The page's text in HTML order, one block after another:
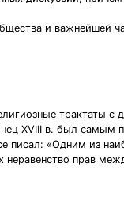
и важнейшей
трактаты
XVIII в. был самым
писал: «Одним из
неравенство прав